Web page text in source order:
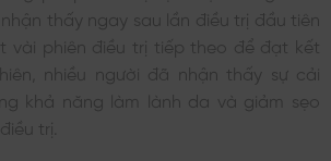
thấy ngay sau lần điều trị đầu tiên
vài phiên điều trị tiếp theo để đạt kết
nhiều người đã nhận thấy sự cải
khả năng làm lành da và giảm sẹo
trị.